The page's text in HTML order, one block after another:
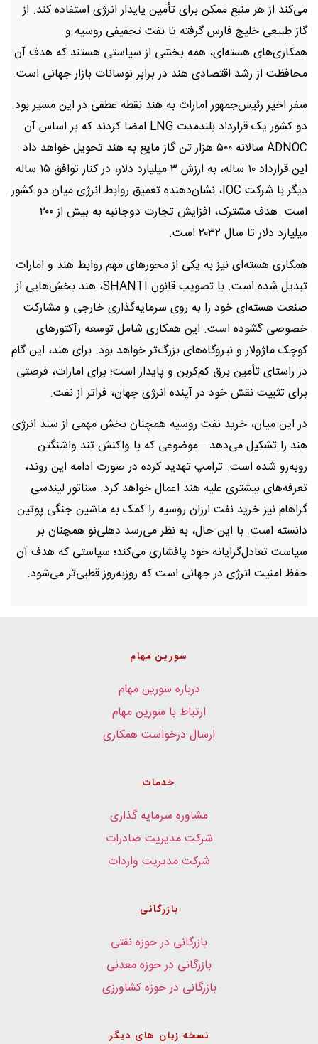
می‌کند از هر منبع ممکن برای تأمین پایدار انرژی استفاده کند. از
گاز طبیعی خلیج فارس گرفته تا نفت تخفیفی روسیه و
همکاری‌های هسته‌ای، همه بخشی از سیاستی هستند که هدف آن
محافظت از رشد اقتصادی هند در برابر نوسانات بازار جهانی است.
سفر اخیر رئیس‌جمهور امارات به هند نقطه عطفی در این مسیر بود.
دو کشور یک قرارداد بلندمدت LNG امضا کردند که بر اساس آن
ADNOC سالانه ۵۰۰ هزار تن گاز مایع به هند تحویل خواهد داد.
این قرارداد ۱۰ ساله، به ارزش ۳ میلیارد دلار، در کنار توافق ۱۵ ساله
دیگر با شرکت IOC، نشان‌دهنده تعمیق روابط انرژی میان دو کشور
است. هدف مشترک، افزایش تجارت دوجانبه به بیش از ۲۰۰
میلیارد دلار تا سال ۲۰۳۲ است.
همکاری هسته‌ای نیز به یکی از محورهای مهم روابط هند و امارات
تبدیل شده است. با تصویب قانون SHANTI، هند بخش‌هایی از
صنعت هسته‌ای خود را به روی سرمایه‌گذاری خارجی و مشارکت
خصوصی گشوده است. این همکاری شامل توسعه رآکتورهای
کوچک ماژولار و نیروگاه‌های بزرگ‌تر خواهد بود. برای هند، این گام
در راستای تأمین برق کم‌کربن و پایدار است؛ برای امارات، فرصتی
برای تثبیت نقش خود در آینده انرژی جهان، فراتر از نفت.
در این میان، خرید نفت روسیه همچنان بخش مهمی از سبد انرژی
هند را تشکیل می‌دهد—موضوعی که با واکنش تند واشنگتن
روبه‌رو شده است. ترامپ تهدید کرده در صورت ادامه این روند،
تعرفه‌های بیشتری علیه هند اعمال خواهد کرد. سناتور لیندسی
گراهام نیز خرید نفت ارزان روسیه را کمک به ماشین جنگی پوتین
دانسته است. با این حال، به نظر می‌رسد دهلی‌نو همچنان بر
سیاست تعادل‌گرایانه خود پافشاری می‌کند؛ سیاستی که هدف آن
حفظ امنیت انرژی در جهانی است که روزبه‌روز قطبی‌تر می‌شود.
سورین مهام
درباره سورین مهام
ارتباط با سورین مهام
ارسال درخواست همکاری
خدمات
مشاوره سرمایه گذاری
شرکت مدیریت صادرات
شرکت مدیریت واردات
بازرگانی
بازرگانی در حوزه نفتی
بازرگانی در حوزه معدنی
بازرگانی در حوزه کشاورزی
نسخه زبان های دیگر